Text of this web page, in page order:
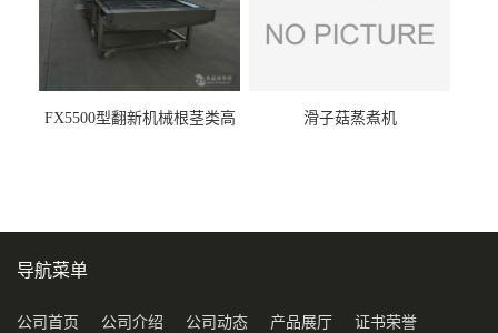
FX5500型翻新机械根茎类高
滑子菇蒸煮机
导航菜单
公司首页 公司介绍 公司动态 产品展厅 证书荣誉